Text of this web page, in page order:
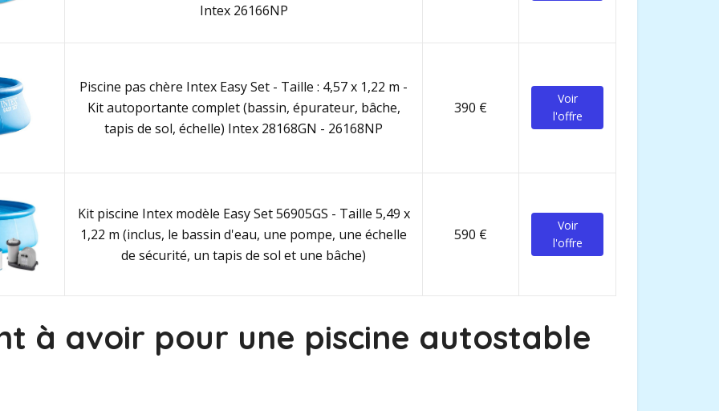
Intex 26166NP
Piscine pas chère Intex Easy Set - Taille : 4,57 x 1,22 m -
Kit autoportante complet (bassin, épurateur, bâche,
tapis de sol, échelle) Intex 28168GN - 26168NP
390 €
Voir
l'offre
Kit piscine Intex modèle Easy Set 56905GS - Taille 5,49 x
1,22 m (inclus, le bassin d'eau, une pompe, une échelle
de sécurité, un tapis de sol et une bâche)
590 €
Voir
l'offre
à avoir pour une piscine autostable